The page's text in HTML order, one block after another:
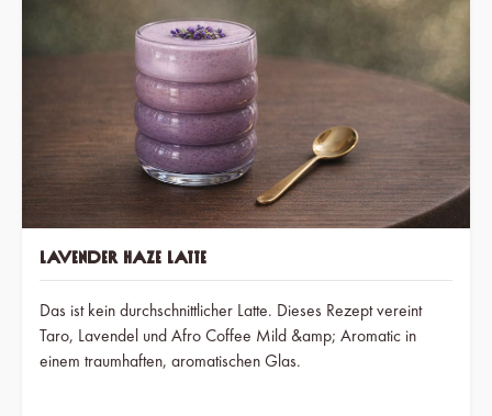
Lavender Haze Latte
Das ist kein durchschnittlicher Latte. Dieses Rezept vereint
Taro, Lavendel und Afro Coffee Mild &amp; Aromatic in
einem traumhaften, aromatischen Glas.